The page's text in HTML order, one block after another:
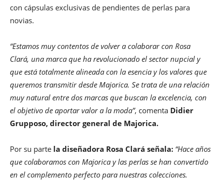
con cápsulas exclusivas de pendientes de perlas para
novias.
“Estamos muy contentos de volver a colaborar con Rosa
Clará, una marca que ha revolucionado el sector nupcial y
que está totalmente alineada con la esencia y los valores que
queremos transmitir desde Majorica. Se trata de una relación
muy natural entre dos marcas que buscan la excelencia, con
el objetivo de aportar valor a la moda”, comenta Didier
Grupposo, director general de Majorica.
Por su parte la diseñadora Rosa Clará señala: “Hace años
que colaboramos con Majorica y las perlas se han convertido
en el complemento perfecto para nuestras colecciones.